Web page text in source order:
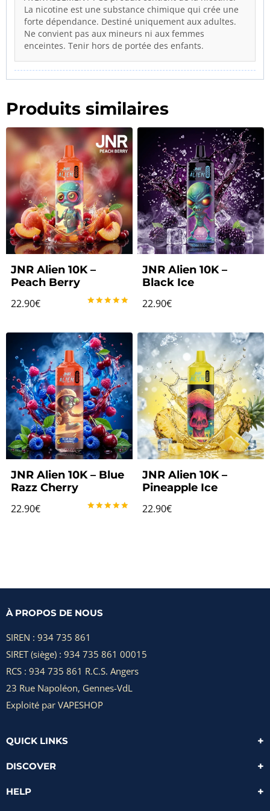
La nicotine est une substance chimique qui crée une
forte dépendance. Destiné uniquement aux adultes.
Ne convient pas aux mineurs ni aux femmes
enceintes. Tenir hors de portée des enfants.
Produits similaires
JNR Alien 10K –
Peach Berry
22.90€
JNR Alien 10K –
Black Ice
22.90€
JNR Alien 10K – Blue
Razz Cherry
22.90€
JNR Alien 10K –
Pineapple Ice
22.90€
À PROPOS DE NOUS
SIREN : 934 735 861
SIRET (siège) : 934 735 861 00015
RCS : 934 735 861 R.C.S. Angers
23 Rue Napoléon, Gennes-VdL
Exploité par VAPESHOP
QUICK LINKS
DISCOVER
HELP